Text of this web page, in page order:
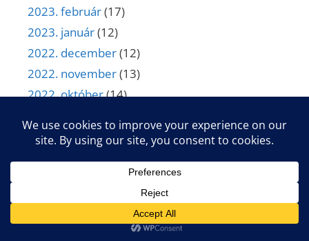
2023. február(17)
2023. január(12)
2022. december(12)
2022. november(13)
2022. október(14)
2022. augusztus(11)